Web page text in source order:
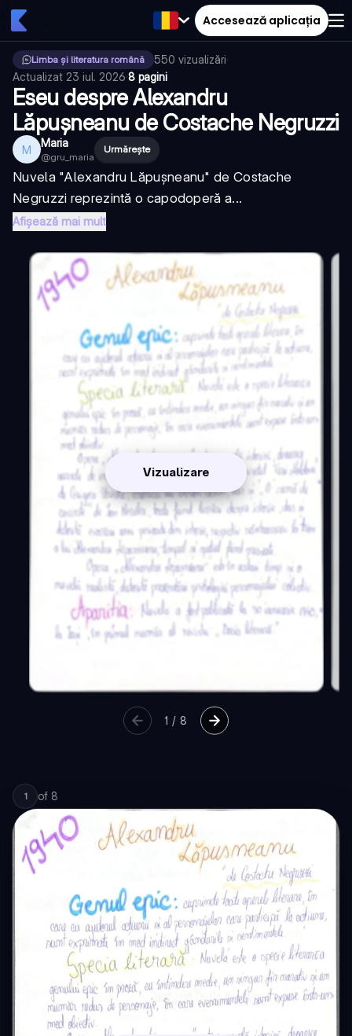
Accesează aplicația
Limba și literatura română 550 vizualizări·
Actualizat 23 iul. 2026·8 pagini
Eseu despre Alexandru
Lăpușneanu de Costache Negruzzi
M Maria
@gru_maria
Urmărește
Nuvela "Alexandru Lăpușneanu" de Costache
Negruzzi reprezintă o capodoperă a...
Afișează mai mult
Vizualizare
1 / 8
1 of 8